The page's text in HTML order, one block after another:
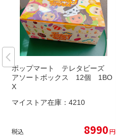
ポップマート テレタビーズ
アソートボックス 12個 1BO
X
マイストア在庫： 4210
税込 8990円